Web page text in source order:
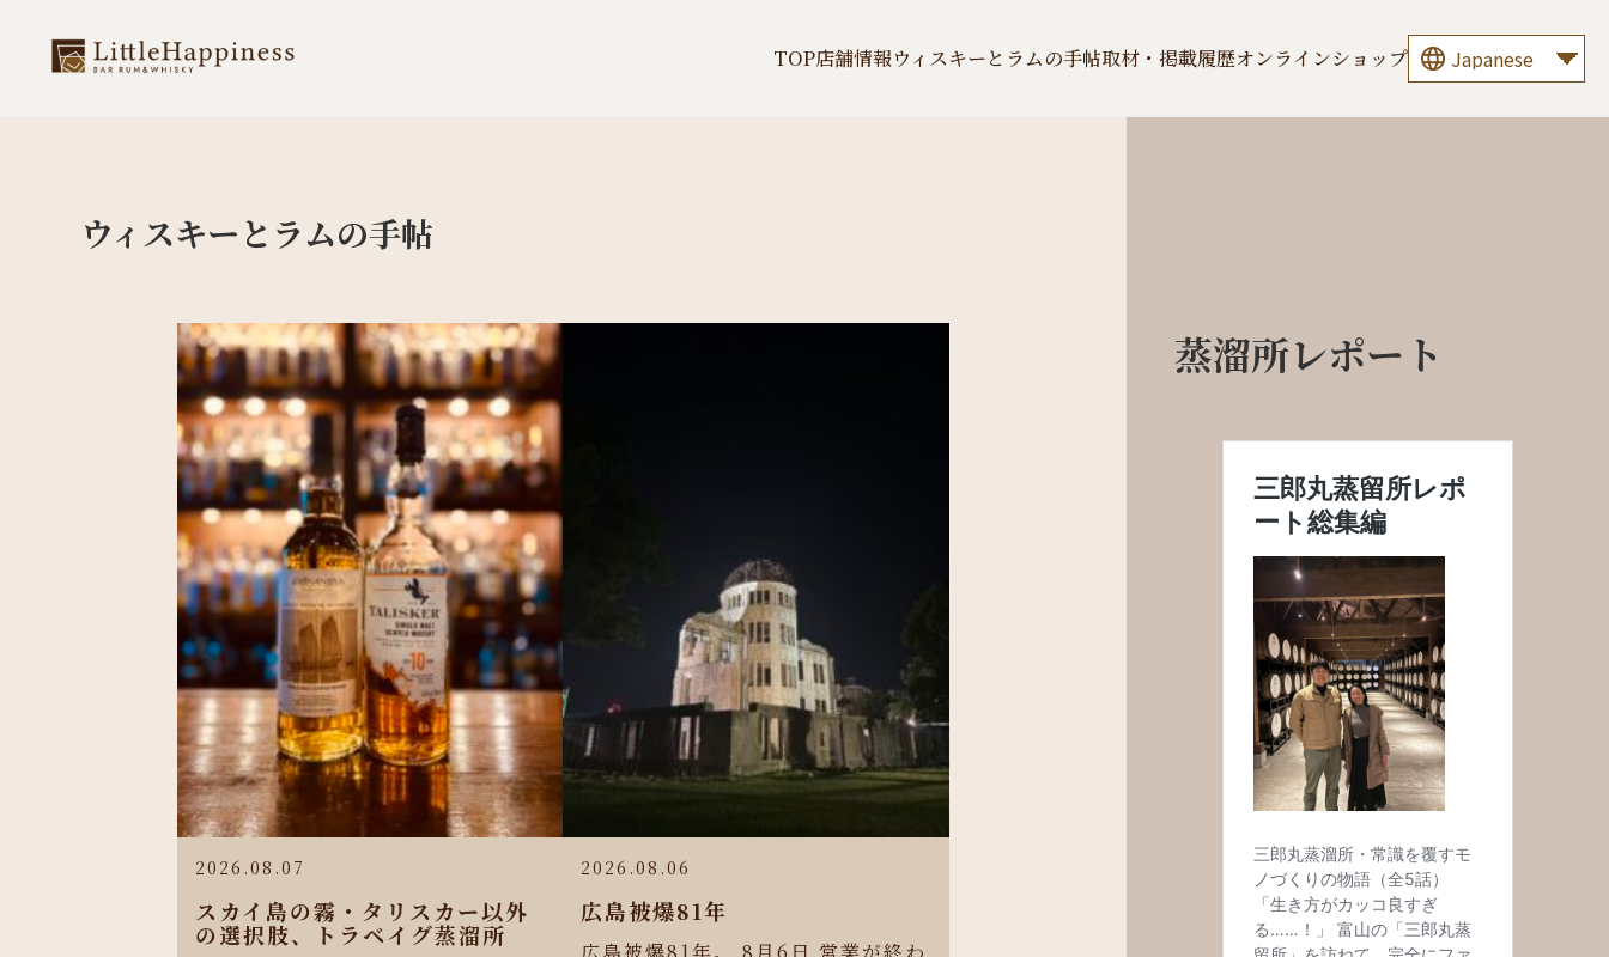
TOP店舗情報ウィスキーとラムの手帖取材・掲載履歴オンラインショップ
ウィスキーとラムの手帖
2026.08.07
スカイ島の霧・タリスカー以外
の選択肢、トラベイグ蒸溜所
2026.08.06
広島被爆81年
広島被爆81年。 8月6日 営業が終わ
蒸溜所レポート